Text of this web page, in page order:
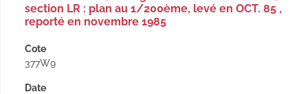
section LR : plan au 1/200ème, levé en OCT. 85 ,
reporté en novembre 1985
Cote
377W9
Date